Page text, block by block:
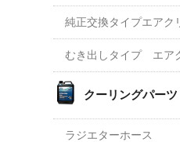
純正交換タイプエアク
むき出しタイプ エア
クーリングパーツ
ラジエターホース